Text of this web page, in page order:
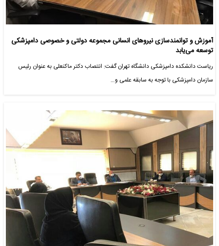
آموزش و توانمند‌سازی نیروهای انسانی مجموعه دولتی و خصوصی دامپزشکی
توسعه می‌یابد
ریاست دانشکده دامپزشکی دانشگاه تهران گفت: انتصاب دکتر ماکنعلی به عنوان رئیس
سازمان دامپزشکی با توجه به سابقه علمی و…